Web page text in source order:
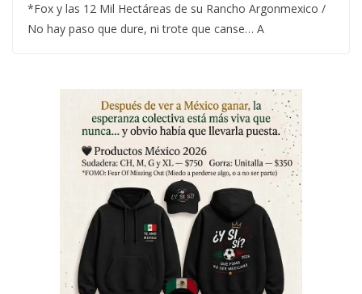
*Fox y las 12 Mil Hectáreas de su Rancho Argonmexico /
No hay paso que dure, ni trote que canse… A